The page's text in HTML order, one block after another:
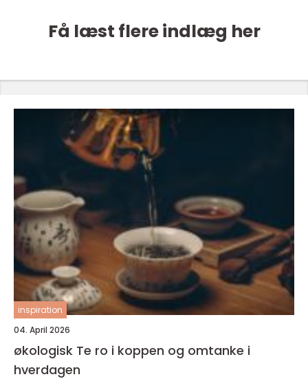
Få læst flere indlæg her
inspiration
04. April 2026
økologisk Te ro i koppen og omtanke i
hverdagen